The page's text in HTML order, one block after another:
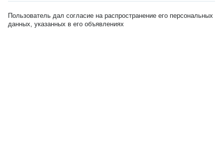
Пользователь дал согласие на распространение его персональных
данных, указанных в его объявлениях